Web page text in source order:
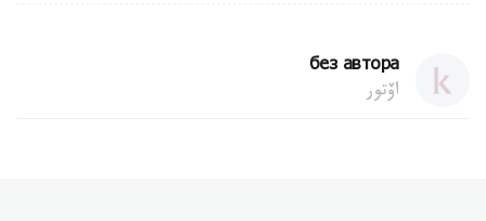
без автора
اۆتور